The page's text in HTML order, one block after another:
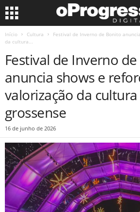
Início Cultura
Festival de Inverno de Bonito
da cultura...
Festival de Inverno
anuncia shows e
valorização da
grossense
16 de junho de 2026